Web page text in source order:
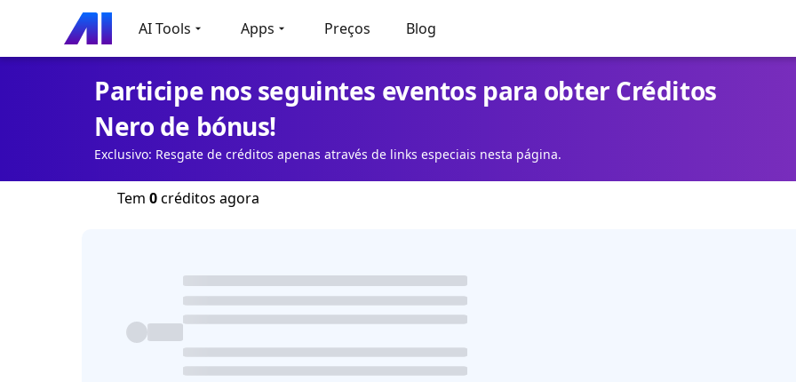
AI Tools Apps Preços Blog
Participe nos seguintes eventos para obter Créditos
Nero de bónus!
Exclusivo: Resgate de créditos apenas através de links especiais nesta página.
Tem 0créditos agora